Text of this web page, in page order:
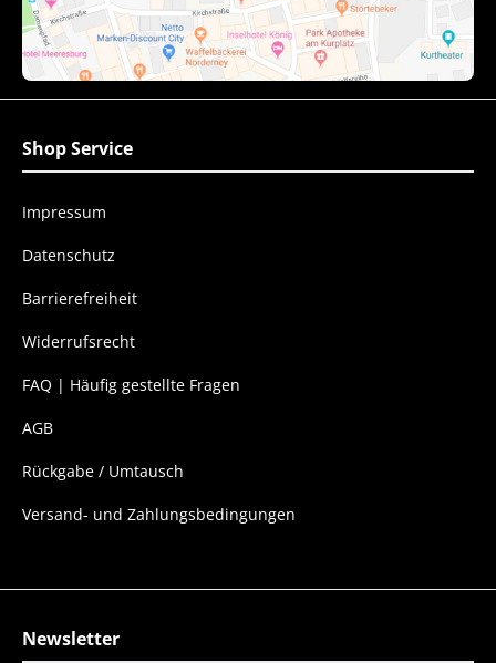
Shop Service
Impressum
Datenschutz
Barrierefreiheit
Widerrufsrecht
FAQ | Häufig gestellte Fragen
AGB
Rückgabe / Umtausch
Versand- und Zahlungsbedingungen
Newsletter